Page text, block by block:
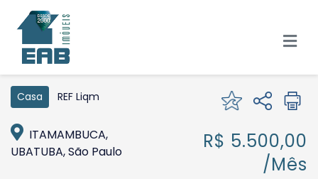
Casa REF Liqm
ITAMAMBUCA,
UBATUBA, São Paulo
R$ 5.500,00
/Mês